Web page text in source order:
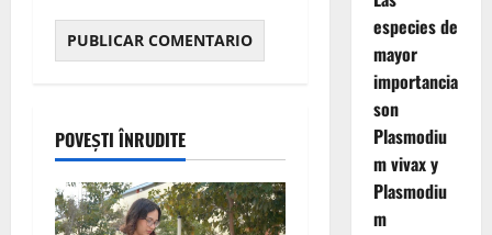
POVEȘTI ÎNRUDITE
especies de
mayor
importancia
son
Plasmodiu
m vivax y
Plasmodiu
m